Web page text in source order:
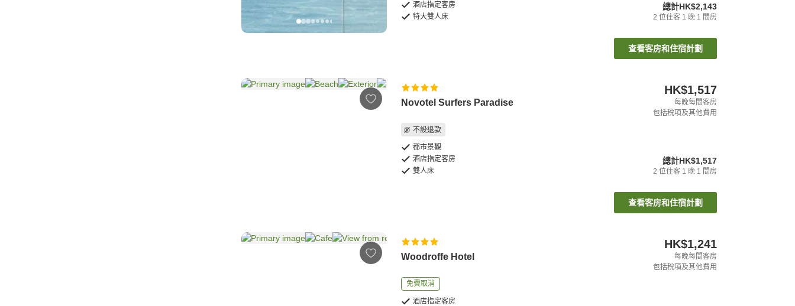
酒店指定客房
特大雙人床
總計HK$2,143
2 位住客 1 晚 1 間房
查看客房和住宿計劃
Novotel Surfers Paradise
不設退款
都市景觀
酒店指定客房
雙人床
HK$1,517
每晚每間客房
包括稅項及其他費用
總計HK$1,517
2 位住客 1 晚 1 間房
查看客房和住宿計劃
Woodroffe Hotel
免費取消
酒店指定客房
HK$1,241
每晚每間客房
包括稅項及其他費用